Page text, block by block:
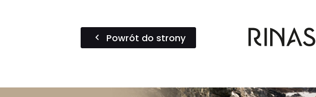
Powrót do strony